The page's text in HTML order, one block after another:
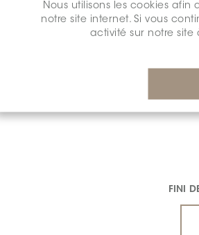
Nous utilisons les cookies
notre site internet. Si vous
activité sur notre site
FINI